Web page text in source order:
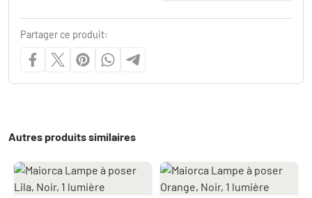
Partager ce produit:
Autres produits similaires